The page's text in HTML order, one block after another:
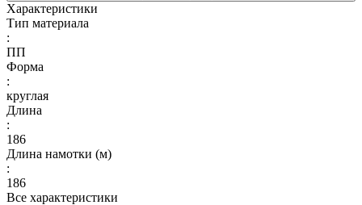
Характеристики
Тип материала
:
ПП
Форма
:
круглая
Длина
:
186
Длина намотки (м)
:
186
Все характеристики